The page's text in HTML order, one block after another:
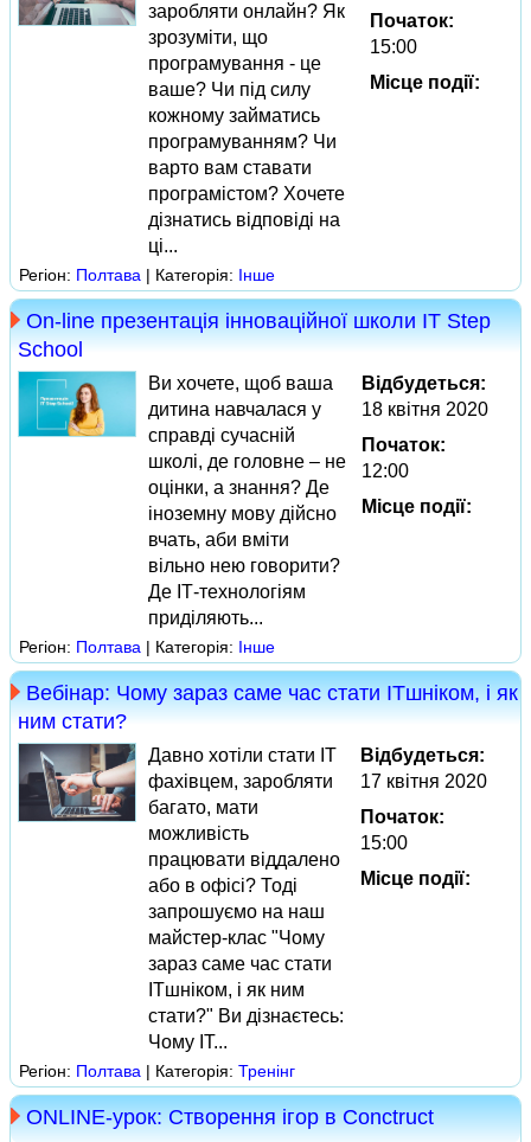
заробляти онлайн? Як
зрозуміти, що
програмування - це
ваше? Чи під силу
кожному займатись
програмуванням? Чи
варто вам ставати
програмістом? Хочете
дізнатись відповіді на
ці...
Початок:
15:00
Місце події:
Регіон: Полтава | Категорія: Інше
On-line презентація інноваційної школи IT Step
School
Ви хочете, щоб ваша
дитина навчалася у
справді сучасній
школі, де головне – не
оцінки, а знання? Де
іноземну мову дійсно
вчать, аби вміти
вільно нею говорити?
Де ІТ-технологіям
приділяють...
Відбудеться:
18 квітня 2020
Початок:
12:00
Місце події:
Регіон: Полтава | Категорія: Інше
Вебінар: Чому зараз саме час стати ITшніком, і як
ним стати?
Давно хотіли стати IT
фахівцем, заробляти
багато, мати
можливість
працювати віддалено
або в офісі? Тоді
запрошуємо на наш
майстер-клас "Чому
зараз саме час стати
ITшніком, і як ним
стати?" Ви дізнаєтесь:
Чому IT...
Відбудеться:
17 квітня 2020
Початок:
15:00
Місце події:
Регіон: Полтава | Категорія: Тренінг
ONLINE-урок: Створення ігор в Conctruct